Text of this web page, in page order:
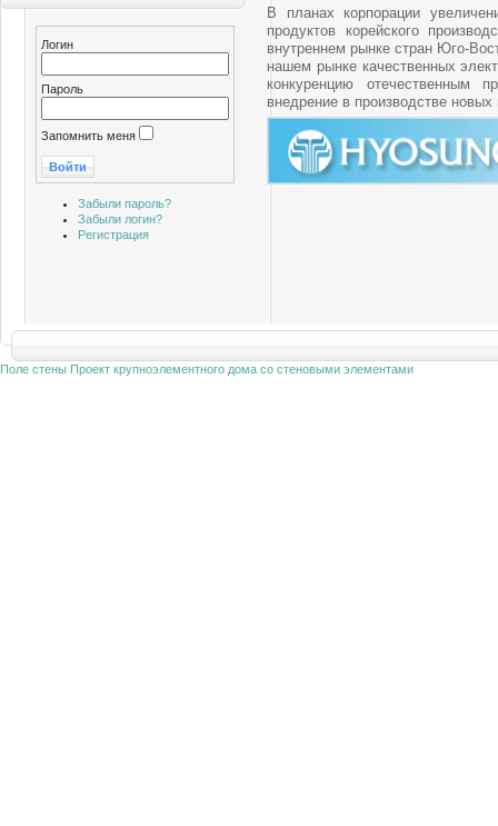
Логин
Пароль
Запомнить меня
Забыли пароль?
Забыли логин?
Регистрация
В планах корпорации
продуктов корейского
внутреннем рынке стран Юго-
нашем рынке качественных
конкуренцию отечественным
внедрение в производстве новых
Поле стены Проект крупноэлементного дома со стеновыми элементами